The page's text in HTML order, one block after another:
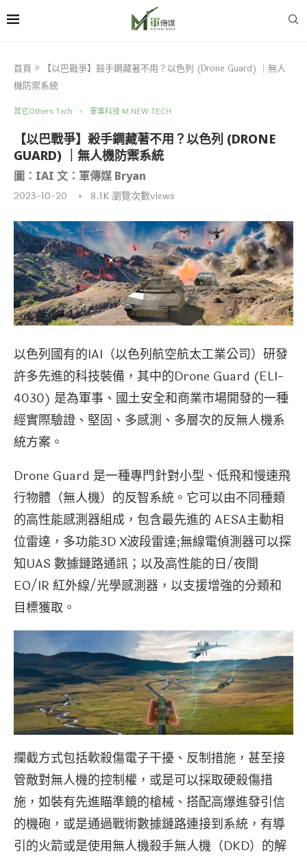
首頁 »
【以巴戰爭】殺手鐧藏著不用？以色列 (Drone Guard) ｜無人
機防禦系統
其它Others Tech 軍事科技 M.NEW TECH
【以巴戰爭】殺手鐧藏著不用？以色列 (DRONE
GUARD) ｜無人機防禦系統
圖：IAI 文：軍傳媒 Bryan
2023-10-20 8.1K瀏覽次數views
以色列國有的IAI（以色列航空航太工業公司）研發
許多先進的科技裝備，其中的Drone Guard (ELI-
4030) 是為軍事、國土安全和商業市場開發的一種
經實際驗證、堅固、多感測、多層次的反無人機系
統方案。
Drone Guard 是一種專門針對小型、低飛和慢速飛
行物體（無人機）的反智系統。它可以由不同種類
的高性能感測器組成，包含最先進的 AESA主動相
位雷達，多功能3D X波段雷達;無線電偵測器可以探
知UAS 數據鏈路通訊；以及高性能的日/夜間
EO/IR 紅外線/光學感測器，以支援增強的分類和
目標獲取。
攔截方式包括軟殺傷電子干擾、反制措施，甚至接
管敵對無人機的控制權，或是可以採取硬殺傷措
施，如裝有先進瞄準鏡的槍械、搭配高爆進發引信
的機砲，或是通過戰術數據鏈路連接到系統，有導
引的火箭或是使用無人機殺手無人機（DKD）的解